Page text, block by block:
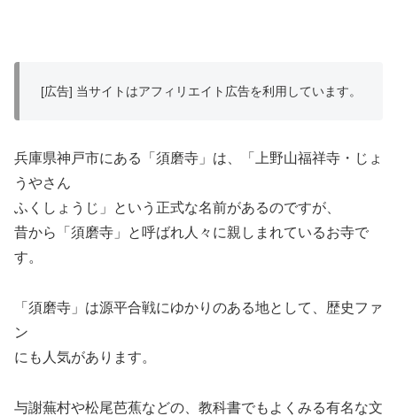
[広告] 当サイトはアフィリエイト広告を利用しています。
兵庫県神戸市にある「須磨寺」は、「上野山福祥寺・じょ
うやさん
ふくしょうじ」という正式な名前があるのですが、
昔から「須磨寺」と呼ばれ人々に親しまれているお寺で
す。
「須磨寺」は源平合戦にゆかりのある地として、歴史ファ
ン
にも人気があります。
与謝蕪村や松尾芭蕉などの、教科書でもよくみる有名な文